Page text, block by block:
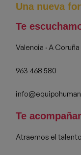
Una nueva
Te
Valencia · A Coruña
963 468 580
Te
Atraemos el